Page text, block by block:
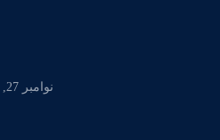
نوامبر 27, 2021